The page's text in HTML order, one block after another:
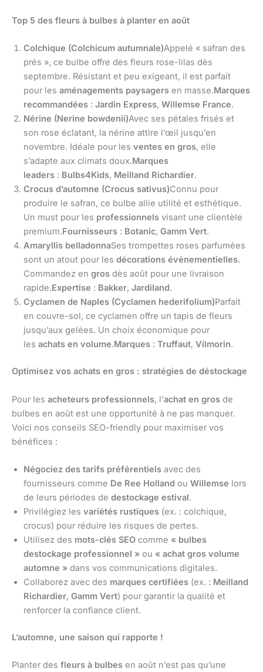
Top 5 des fleurs à bulbes à planter en août
Colchique (Colchicum autumnale)Appelé « safran des
prés », ce bulbe offre des fleurs rose-lilas dès
septembre. Résistant et peu exigeant, il est parfait
pour les aménagements paysagers en masse.Marques
recommandées : Jardin Express, Willemse France.
Nérine (Nerine bowdenii)Avec ses pétales frisés et
son rose éclatant, la nérine attire l’œil jusqu’en
novembre. Idéale pour les ventes en gros, elle
s’adapte aux climats doux.Marques
leaders : Bulbs4Kids, Meilland Richardier.
Crocus d’automne (Crocus sativus)Connu pour
produire le safran, ce bulbe allie utilité et esthétique.
Un must pour les professionnels visant une clientèle
premium.Fournisseurs : Botanic, Gamm Vert.
Amaryllis belladonnaSes trompettes roses parfumées
sont un atout pour les décorations événementielles.
Commandez en gros dès août pour une livraison
rapide.Expertise : Bakker, Jardiland.
Cyclamen de Naples (Cyclamen hederifolium)Parfait
en couvre-sol, ce cyclamen offre un tapis de fleurs
jusqu’aux gelées. Un choix économique pour
les achats en volume.Marques : Truffaut, Vilmorin.
Optimisez vos achats en gros : stratégies de déstockage
Pour les acheteurs professionnels, l’achat en gros de
bulbes en août est une opportunité à ne pas manquer.
Voici nos conseils SEO-friendly pour maximiser vos
bénéfices :
Négociez des tarifs préférentiels avec des
fournisseurs comme De Ree Holland ou Willemse lors
de leurs périodes de destockage estival.
Privilégiez les variétés rustiques (ex. : colchique,
crocus) pour réduire les risques de pertes.
Utilisez des mots-clés SEO comme « bulbes
destockage professionnel » ou « achat gros volume
automne » dans vos communications digitales.
Collaborez avec des marques certifiées (ex. : Meilland
Richardier, Gamm Vert) pour garantir la qualité et
renforcer la confiance client.
L’automne, une saison qui rapporte !
Planter des fleurs à bulbes en août n’est pas qu’une